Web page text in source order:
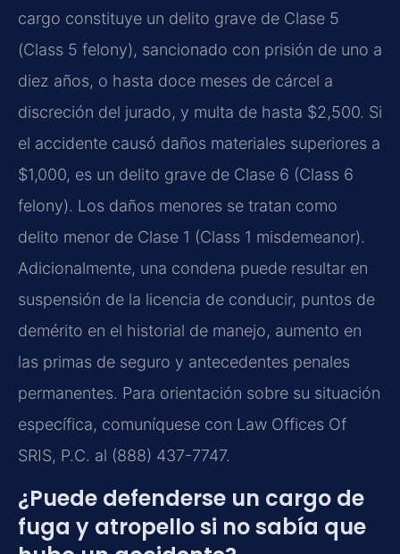
cargo constituye un delito grave de Clase 5
(Class 5 felony), sancionado con prisión de uno a
diez años, o hasta doce meses de cárcel a
discreción del jurado, y multa de hasta $2,500. Si
el accidente causó daños materiales superiores a
$1,000, es un delito grave de Clase 6 (Class 6
felony). Los daños menores se tratan como
delito menor de Clase 1 (Class 1 misdemeanor).
Adicionalmente, una condena puede resultar en
suspensión de la licencia de conducir, puntos de
demérito en el historial de manejo, aumento en
las primas de seguro y antecedentes penales
permanentes. Para orientación sobre su situación
específica, comuníquese con Law Offices Of
SRIS, P.C. al (888) 437-7747.
¿Puede defenderse un cargo de
fuga y atropello si no sabía que